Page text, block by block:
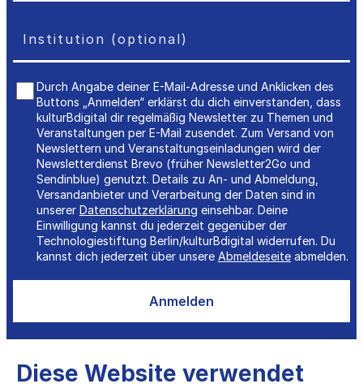
Durch Angabe deiner E-Mail-Adresse und Anklicken des
Buttons „Anmelden“ erklärst du dich einverstanden, dass
kulturBdigital dir regelmäßig Newsletter zu Themen und
Veranstaltungen per E-Mail zusendet. Zum Versand von
Newslettern und Veranstaltungseinladungen wird der
Newsletterdienst Brevo (früher Newsletter2Go und
Sendinblue) genutzt. Details zu An- und Abmeldung,
Versandanbieter und Verarbeitung der Daten sind in
unserer Datenschutzerklärung einsehbar. Deine
Einwilligung kannst du jederzeit gegenüber der
Technologiestiftung Berlin/kulturBdigital widerrufen. Du
kannst dich jederzeit über unsere Abmeldeseite abmelden.
Anmelden
Diese Website verwendet